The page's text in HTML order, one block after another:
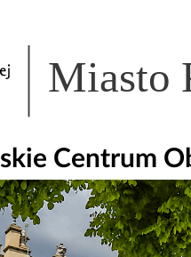
Miasto
Centrum